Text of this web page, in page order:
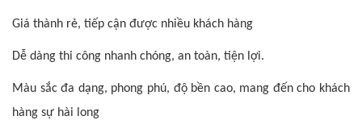
Giá thành rẻ, tiếp cận được nhiều khách hàng
Dễ dàng thi công nhanh chóng, an toàn, tiện lợi.
Màu sắc đa dạng, phong phú, độ bền cao, mang đến cho khách
hàng sự hài long